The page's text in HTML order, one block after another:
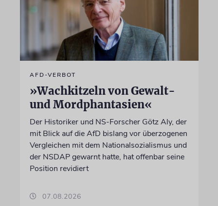
AFD-VERBOT
»Wachkitzeln von Gewalt-
und Mordphantasien«
Der Historiker und NS-Forscher Götz Aly, der
mit Blick auf die AfD bislang vor überzogenen
Vergleichen mit dem Nationalsozialismus und
der NSDAP gewarnt hatte, hat offenbar seine
Position revidiert
07.08.2026